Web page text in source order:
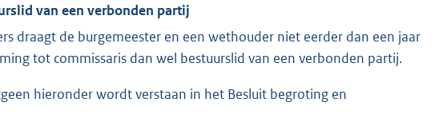
van een verbonden partij
draagt de burgemeester en een wethouder niet eerder dan een jaar
tot commissaris dan wel bestuurslid van een verbonden partij.
hieronder wordt verstaan in het Besluit begroting en